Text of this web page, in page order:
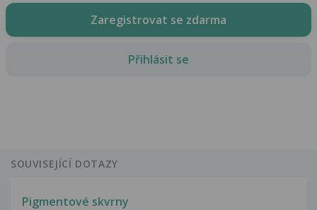
Zaregistrovat se zdarma
Přihlásit se
SOUVISEJÍCÍ DOTAZY
Pigmentové skvrny